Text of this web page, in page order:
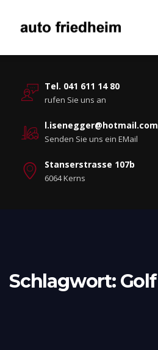
Tel. 041 611 14 80
rufen Sie uns an
l.isenegger@hotmail.com
Senden Sie uns ein EMail
Stanserstrasse 107b
6064 Kerns
Schlagwort: Golf